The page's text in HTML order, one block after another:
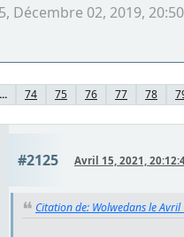
Décembre 02, 2019,
... 74 75 76 77 78
#2125 Avril 15, 2021,
Citation de: Wolwedans le